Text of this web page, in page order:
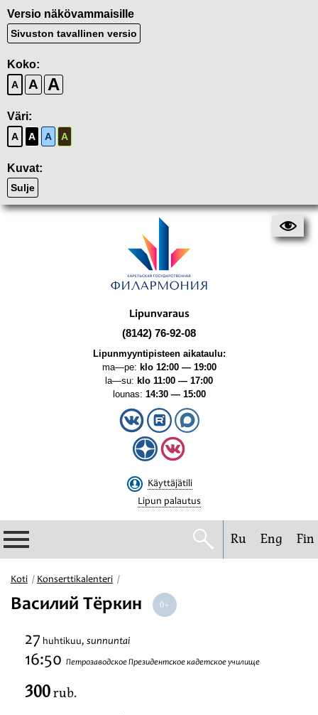
Versio näkövammaisille
Sivuston tavallinen versio
Koko:
A A A
Väri:
A A A A
Kuvat:
Sulje
Lipunvaraus
(8142) 76-92-08
Lipunmyyntipisteen aikataulu:
ma—pe: klo 12:00 — 19:00
la—su: klo 11:00 — 17:00
lounas: 14:30 — 15:00
Käyttäjätili
Lipun palautus
Filharmonia
Konserttikalenteri
Festivaalit
Ru Eng Fin
Koti Konserttikalenteri
Василий Тёркин
27 huhtikuu, sunnuntai
16:50 Петрозаводское Президентское кадетское училище
300rub.